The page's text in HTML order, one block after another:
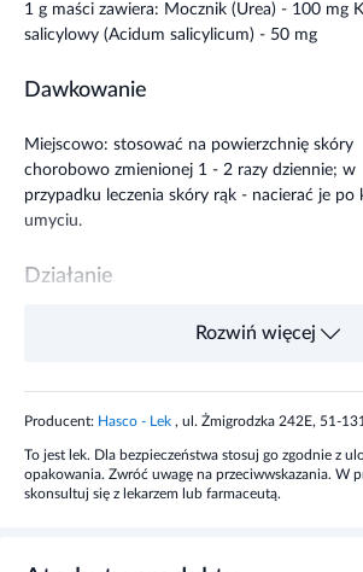
1 g maści zawiera: Mocznik (Urea) - 100 mg
salicylowy (Acidum salicylicum) - 50 mg
Dawkowanie
Miejscowo: stosować na powierzchnię skóry
chorobowo zmienionej 1 - 2 razy dziennie; w
przypadku leczenia skóry rąk - nacierać je po
umyciu.
Działanie
Preparat o działaniu miejscowym
zrogowaciałego naskórka.
Łuszczyca, łupież czerwony mieszkowy, rybia
Rozwiń więcej
Producent: Hasco - Lek , ul. Żmigrodzka 242E, 51-
To jest lek. Dla bezpieczeństwa stosuj go zgodnie z
opakowania. Zwróć uwagę na przeciwwskazania. W
skonsultuj się z lekarzem lub farmaceutą.